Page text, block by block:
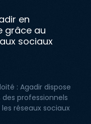
en
grâce au
sociaux
: Agadir dispose
des professionnels
réseaux sociaux